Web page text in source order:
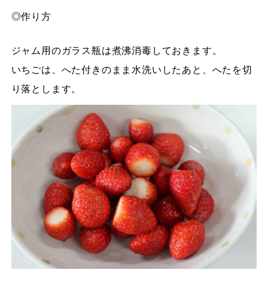
◎作り方
ジャム用のガラス瓶は煮沸消毒しておきます。
いちごは、へた付きのまま水洗いしたあと、へたを切
り落とします。